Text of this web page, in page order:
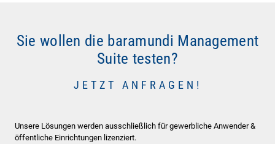
Sie wollen die baramundi Management
Suite testen?
JETZT ANFRAGEN!
Unsere Lösungen werden ausschließlich für gewerbliche Anwender &
öffentliche Einrichtungen lizenziert.